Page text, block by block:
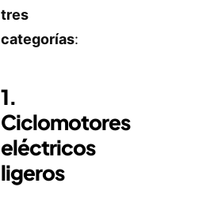
tres
categorías:
1.
Ciclomotores
eléctricos
ligeros